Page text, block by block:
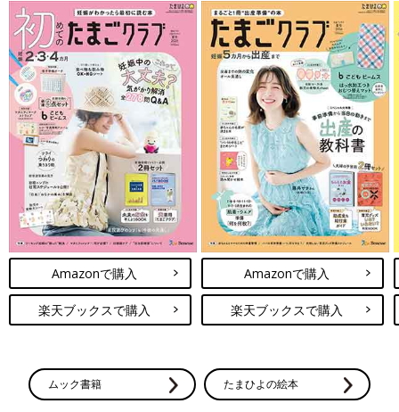
Amazonで購入
楽天ブックスで購入
Amazonで購入
楽天ブックスで購入
ムック書籍 たまひよの絵本